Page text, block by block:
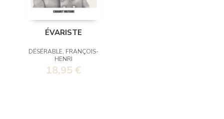
ÉVARISTE
DÉSÉRABLE, FRANÇOIS-
HENRI
18,95 €